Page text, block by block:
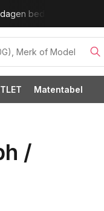
(t/m cup M)!
Matentabel
/